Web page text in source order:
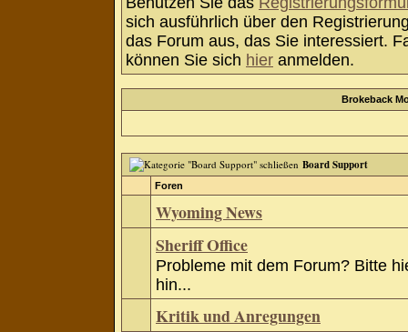
sich ausführlich über den
das Forum aus, das Sie interessiert.
können Sie sich hier anmelden.
Brokeback
Board Support
Foren
Wyoming News
Sheriff Office
Probleme mit dem Forum? Bitte
hin...
Kritik und Anregungen